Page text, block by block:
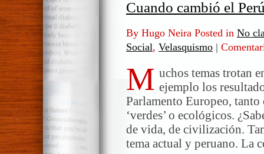
Cuando cambió el
By Hugo Neira Posted in No
Social, Velasquismo |
M uchos temas trotan
ejemplo los
Parlamento Europeo,
‘verdes’ o ecológicos.
de vida, de civilización.
tema actual y peruano. La